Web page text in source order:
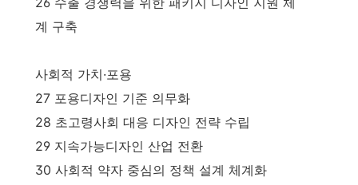
계 구축
사회적 가치·포용
27 포용디자인 기준 의무화
28 초고령사회 대응 디자인 전략 수립
29 지속가능디자인 산업 전환
30 사회적 약자 중심의 정책 설계 체계화